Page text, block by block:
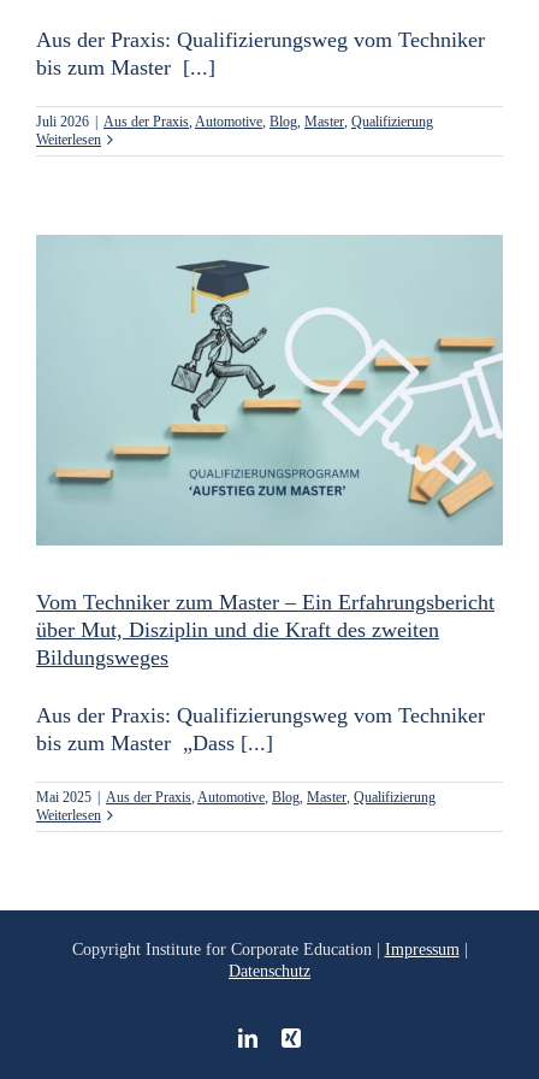
Aus der Praxis: Qualifizierungsweg vom Techniker
bis zum Master [...]
Juli 2026 | Aus der Praxis Automotive Blog Master Qualifizierung
Weiterlesen
Vom Techniker zum Master – Ein Erfahrungsbericht
über Mut, Disziplin und die Kraft des zweiten
Bildungsweges
Aus der Praxis: Qualifizierungsweg vom Techniker
bis zum Master „Dass [...]
Mai 2025 Aus der Praxis,Automotive, Blog, Master, Qualifizierung
Weiterlesen
Copyright Institute for Corporate Education | Impressum|
Datenschutz
LinkedInXing